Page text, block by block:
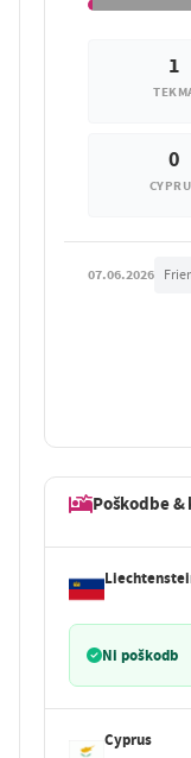
1
0
07.06.2026
Poškodbe &
Ni poškodb
Cyprus